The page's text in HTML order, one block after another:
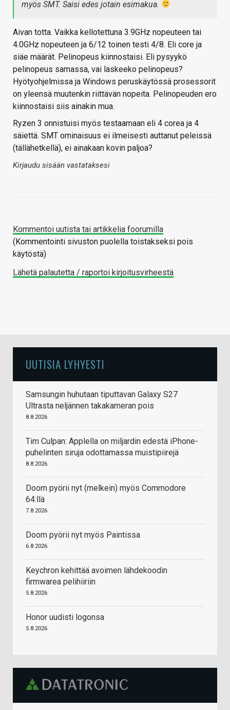
myös SMT. Saisi edes jotain esimakua.
Aivan totta. Vaikka kellotettuna 3.9GHz nopeuteen tai
4.0GHz nopeuteen ja 6/12 toinen testi 4/8. Eli core ja
siäe määrät. Pelinopeus kiinnostaisi. Eli pysyykö
pelinopeus samassa, vai laskeeko pelinopeus?
Hyötyohjelmissa ja Windows peruskäytössä prosessorit
on yleensä muutenkin riittävän nopeita. Pelinopeuden ero
kiinnostaisi siis ainakin mua.
Ryzen 3 onnistuisi myös testaamaan eli 4 corea ja 4
säiettä. SMT ominaisuus ei ilmeisesti auttanut peleissä
(tällähetkellä), ei ainakaan kovin paljoa?
Kirjaudu sisään vastataksesi
Kommentoi uutista tai artikkelia foorumilla
(Kommentointi sivuston puolella toistakseksi pois
käytöstä)
Lähetä palautetta / raportoi kirjoitusvirheestä
UUTISIA LYHYESTI
Samsungin huhutaan tiputtavan Galaxy S27
Ultrasta neljännen takakameran pois
8.8.2026
Tim Culpan: Applella on miljardin edestä iPhone-
puhelinten siruja odottamassa muistipiirejä
8.8.2026
Doom pyörii nyt (melkein) myös Commodore
64:llä
7.8.2026
Doom pyörii nyt myös Paintissa
6.8.2026
Keychron kehittää avoimen lähdekoodin
firmwarea pelihiiriin
5.8.2026
Honor uudisti logonsa
5.8.2026